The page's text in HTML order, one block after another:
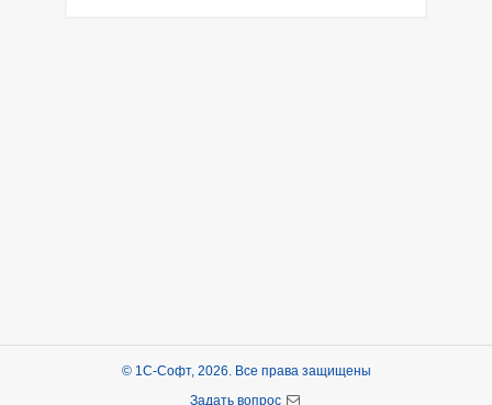
© 1С-Софт, 2026. Все права защищены
Задать вопрос